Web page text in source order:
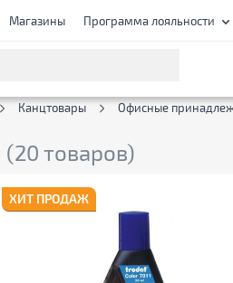
Магазины Программа лояльности
Канцтовары Офисные
(20 товаров)
ХИТ ПРОДАЖ